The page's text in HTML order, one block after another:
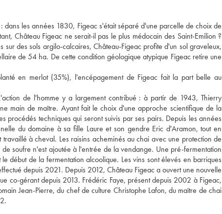
les années 1830, Figeac s'était séparé d'une parcelle de choix de
Château Figeac ne serait-il pas le plus médocain des Saint-Emilion ?
des sols argilo-calcaires, Château-Figeac profite d'un sol graveleux,
de 54 ha. De cette condition géologique atypique Figeac retire une
en merlot (35%), l'encépagement de Figeac fait la part belle au
de l'homme y a largement contribué : à partir de 1943, Thierry
main de maître. Ayant fait le choix d'une approche scientifique de la
techniques qui seront suivis par ses pairs. Depuis les années
du domaine à sa fille Laure et son gendre Eric d'Aramon, tout en
à cheval. Les raisins acheminés au chai avec une protection de
soufre n'est ajoutée à l'entrée de la vendange. Une pré-fermentation
début de la fermentation alcoolique. Les vins sont élevés en barriques
depuis 2021. Depuis 2012, Château Figeac a ouvert une nouvelle
co-gérant depuis 2013. Frédéric Faye, présent depuis 2002 à Figeac,
Jean-Pierre, du chef de culture Christophe Lafon, du maître de chai